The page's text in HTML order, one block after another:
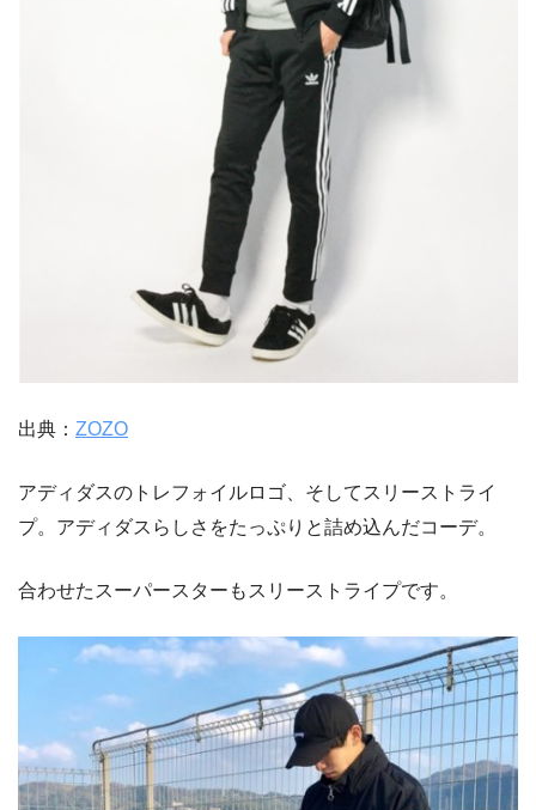
出典： ZOZO
アディダスのトレフォイルロゴ、そしてスリーストライ
プ。アディダスらしさをたっぷりと詰め込んだコーデ。
合わせたスーパースターもスリーストライプです。